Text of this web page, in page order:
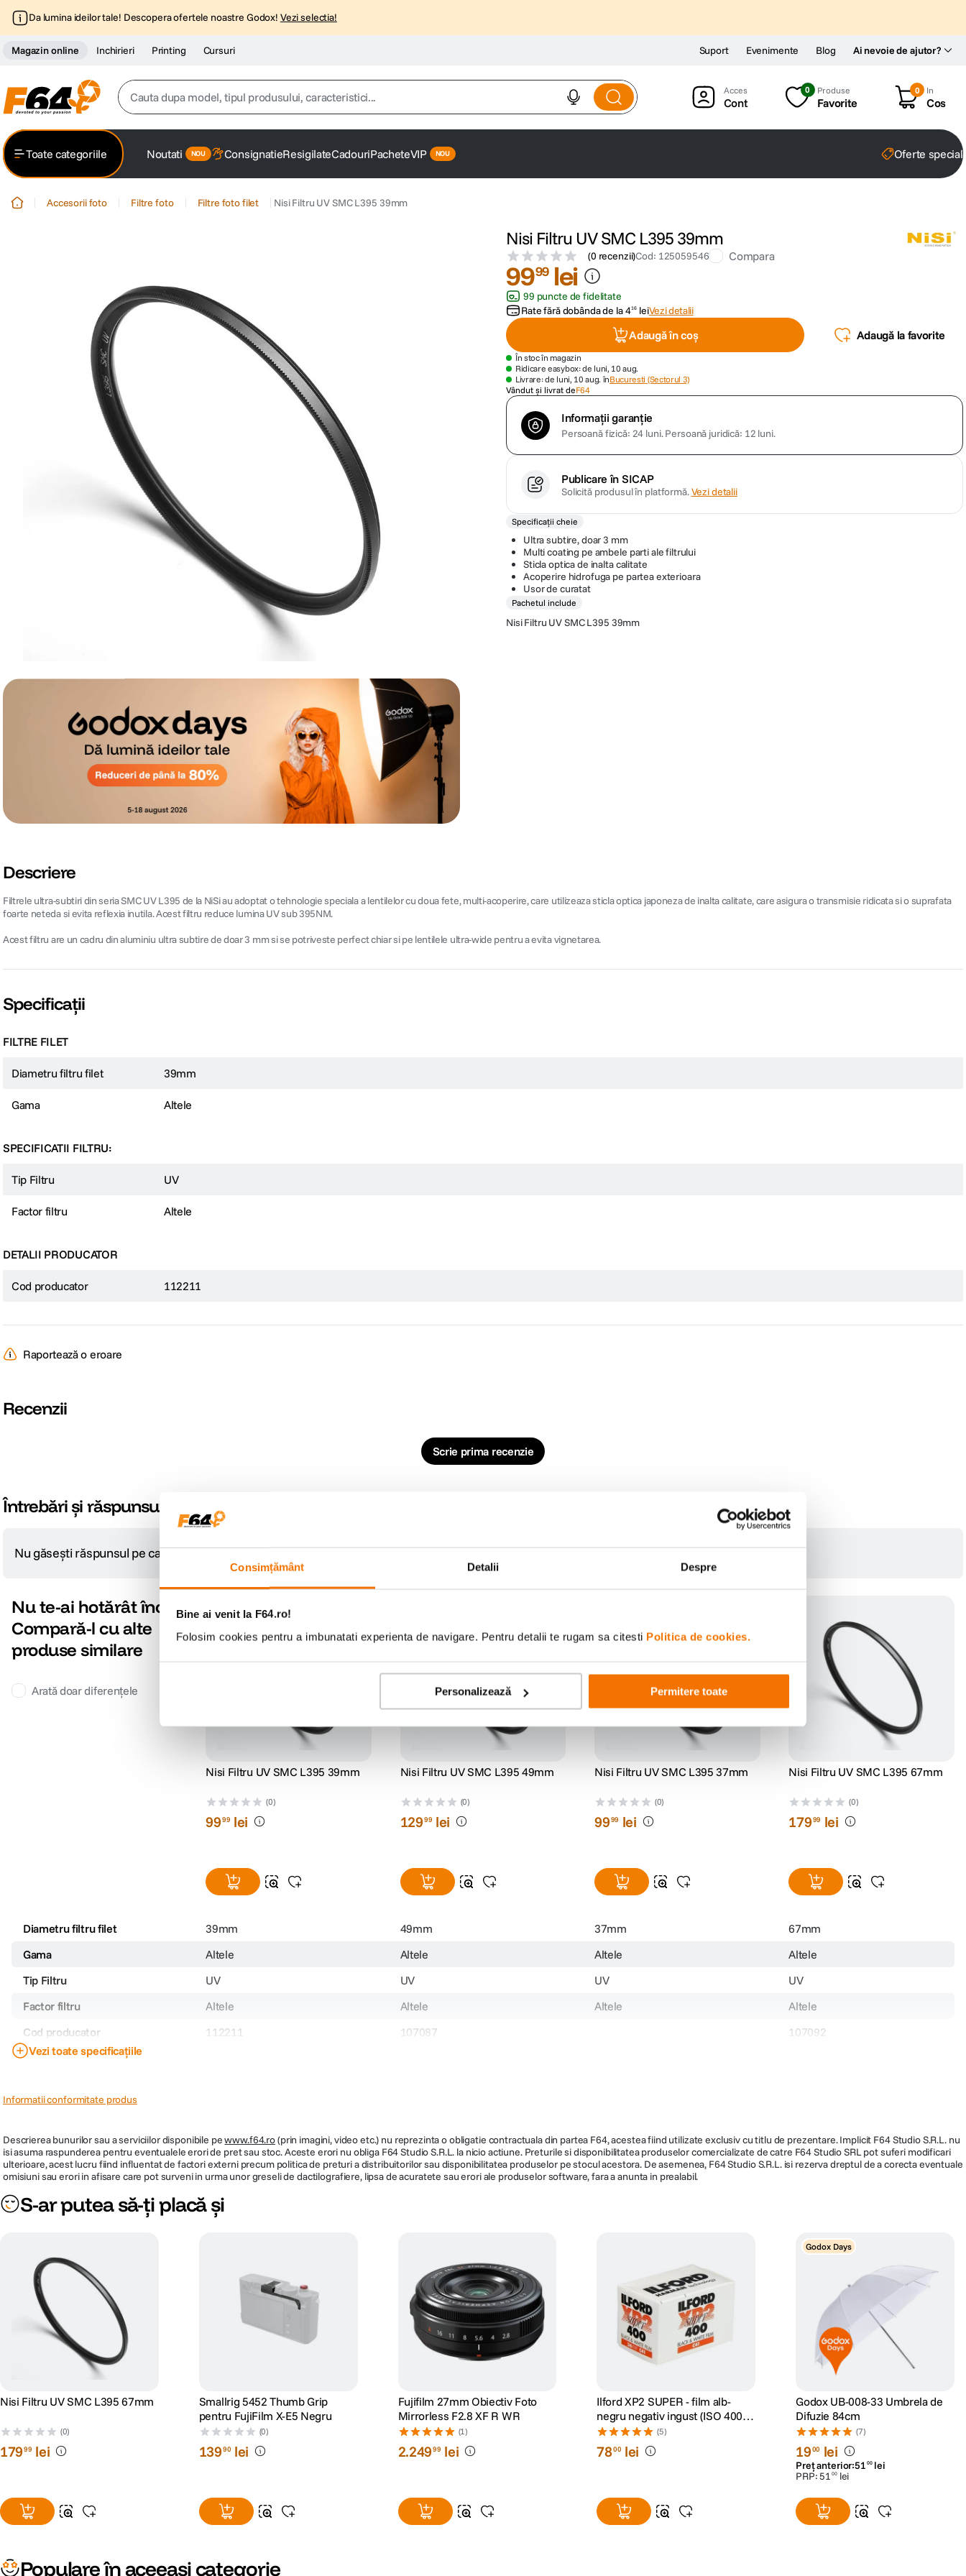
Consimțământ Detalii Despre
Bine ai venit la F64.ro!
Folosim cookies pentru a imbunatati experienta de navigare. Pentru detalii te rugam sa citesti Politica de cookies.
Personalizează Permitere toate
Da lumina ideilor tale! Descopera ofertele noastre Godox! Vezi selectia!
Magazin online Inchirieri Printing Cursuri Ai nevoie de ajutor?
Suport Evenimente Blog
Cauta dupa model, tipul produsului, caracteristici...
2 trepied
lavaliera
canon sx740 hs
10.
Cont
0 Produse
Favorite
0 In
Cos
Toate categoriile Noutati ConsignatieResigilateCadouriPacheteVIP Oferte
Accesorii foto Filtre foto Filtre foto filet Nisi Filtru UV SMC L395 39mm
Nisi Filtru UV SMC L395 39mm
(0 recenzii)Cod: 125059546 Compara
9999 lei
99 puncte de fidelitate
Rate fără dobânda de la416 leiVezi detalii
Adaugă în coș Adaugă la favorite
În stoc în magazin
Ridicare easybox: de luni, 10 aug.
Livrare: de luni, 10 aug. înBucuresti (Sectorul 3)
Vândut și livrat deF64
Informații garanție
Persoană fizică: 24 luni.Persoană juridică: 12 luni.
Publicare în SICAP
Solicită produsul în platformă.Vezi detalii
Specificații cheie
Ultra subtire, doar 3 mm
Multi coating pe ambele parti ale filtrului
Sticla optica de inalta calitate
Acoperire hidrofuga pe partea exterioara
Usor de curatat
Pachetul include
Nisi Filtru UV SMC L395 39mm
Descriere
Filtrele ultra-subtiri din seria SMC UV L395 de la NiSi au adoptat o tehnologie speciala a lentilelor cu doua fete, multi-acoperire, care utilizeaza sticla optica japoneza de inalta calitate, care asigura o transmisie ridicata si o suprafata
foarte neteda si evita reflexia inutila. Acest filtru reduce lumina UV sub 395NM.
Acest filtru are un cadru din aluminiu ultra subtire de doar 3 mm si se potriveste perfect chiar si pe lentilele ultra-wide pentru a evita vignetarea.
Specificații
FILTRE FILET
Diametru filtru filet 39mm
Gama Altele
SPECIFICATII FILTRU:
Tip Filtru UV
Factor filtru Altele
DETALII PRODUCATOR
Cod producator 112211
Raportează o eroare
Recenzii
Scrie prima recenzie
Întrebări și răspunsuri
Nu găsești răspunsul pe care îl cauți?
Nu te-ai hotărât încă?
Compară-l cu alte
produse similare
Arată doar diferențele
Nisi Filtru UV SMC L395 39mm
(0)
9999 lei
Nisi Filtru UV SMC L395 49mm
(0)
12999 lei
Nisi Filtru UV SMC L395 37mm
(0)
9999 lei
Nisi Filtru UV SMC L395 67mm
(0)
17999 lei
Diametru filtru filet 39mm 49mm 37mm
67mm
Gama
Altele Altele Altele
Altele
Tip Filtru
UV UV UV
UV
Factor filtru
Altele Altele Altele
Altele
Cod producator
112211 107087
107092
PRP
Vezi toate specificațiile
Informatii conformitate produs
Descrierea bunurilor sau a serviciilor disponibile pewww.f64.ro(prin imagini, video etc.) nu reprezinta o obligatie contractuala din partea F64, acestea fiind utilizate exclusiv cu titlu de prezentare. Implicit F64 Studio S.R.L. nu
isi asuma raspunderea pentru eventualele erori de pret sau stoc. Aceste erori nu obliga F64 Studio S.R.L. la nicio actiune. Preturile si disponibilitatea produselor comercializate de catre F64 Studio SRL pot suferi modificari
ulterioare, acest lucru fiind influentat de factori externi precum politica de preturi a distribuitorilor sau disponibilitatea produselor pe stocul acestora. De asemenea, F64 Studio S.R.L. isi rezerva dreptul de a corecta eventuale
omisiuni sau erori in afisare care pot surveni in urma unor greseli de dactilografiere, lipsa de acuratete sau erori ale produselor software, fara a anunta in prealabil.
S-ar putea să-ți placă și
Nisi Filtru UV SMC L395 67mm
(0)
17999 lei
Smallrig 5452 Thumb Grip
pentru FujiFilm X-E5 Negru
(0)
13990 lei
Fujifilm 27mm Obiectiv Foto
Mirrorless F2.8 XF R WR
(1)
2.24999 lei
Ilford XP2 SUPER - film alb-
negru negativ ingust (ISO 400,
135-36)
(5)
7800 lei
Godox Days
Godox UB-008-33 Umbrela de
Difuzie 84cm
(7)
1900 lei
Preț anterior:51 00 lei
PRP:51 00 lei
Populare în aceeași categorie